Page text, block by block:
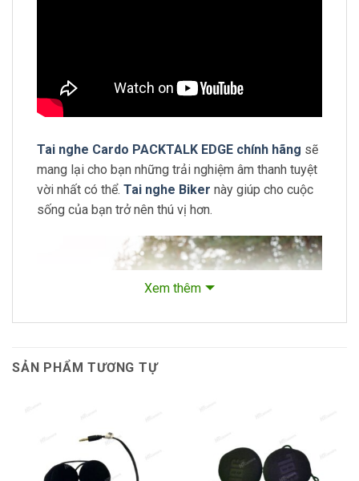
Tai nghe Cardo PACKTALK EDGE chính hãng sẽ
mang lại cho bạn những trải nghiệm âm thanh tuyệt
vời nhất có thể. Tai nghe Biker này giúp cho cuộc
sống của bạn trở nên thú vị hơn.
Tai nghe Cardo PACKTALK EDGE chính hãng
Xem thêm
SẢN PHẨM TƯƠNG TỰ